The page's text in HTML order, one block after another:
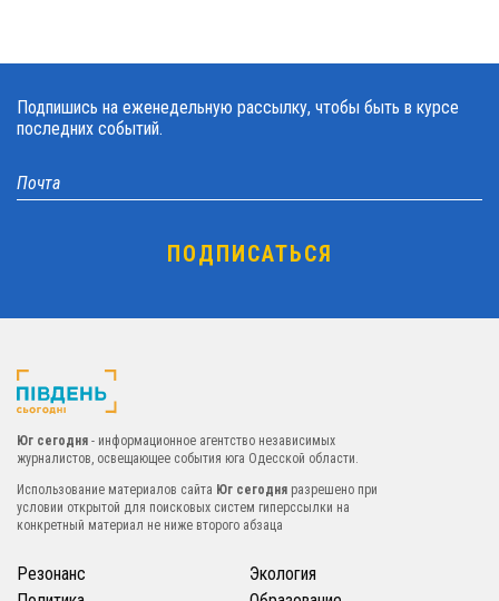
Подпишись на еженедельную рассылку, чтобы быть в курсе
последних событий.
Юг сегодня - информационное агентство независимых
журналистов, освещающее события юга Одесской области.
Использование материалов сайта Юг сегодня разрешено при
условии открытой для поисковых систем гиперссылки на
конкретный материал не ниже второго абзаца
Резонанс
Экология